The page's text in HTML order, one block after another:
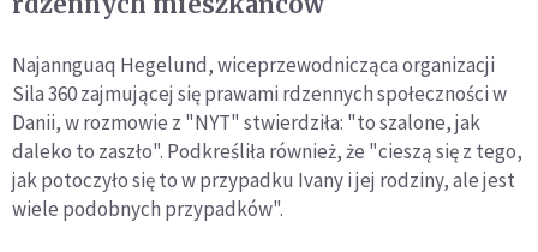
Najannguaq Hegelund, wiceprzewodnicząca organizacji
Sila 360 zajmującej się prawami rdzennych społeczności w
Danii, w rozmowie z "NYT" stwierdziła: "to szalone, jak
daleko to zaszło". Podkreśliła również, że "cieszą się z tego,
jak potoczyło się to w przypadku Ivany i jej rodziny, ale jest
wiele podobnych przypadków".